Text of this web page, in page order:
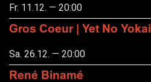
Fr. 11.12. — 20:00
Gros Coeur | Yet No Yokai
Sa. 26.12. — 20:00
René Binamé